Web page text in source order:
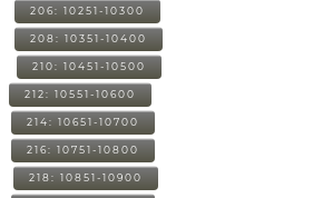
206: 10251-10300
208: 10351-10400
210: 10451-10500
212: 10551-10600
214: 10651-10700
216: 10751-10800
218: 10851-10900